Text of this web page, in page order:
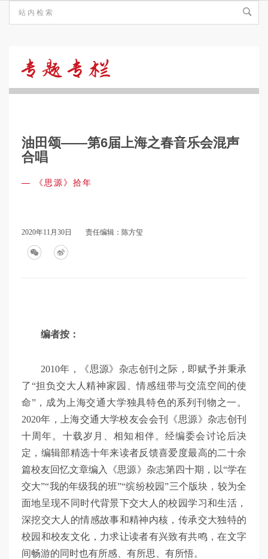
拾
油田颂——第6届上海之春音乐会混声
合唱
— 《思源》拾年
2020年11月30日 责任编辑：陈方玺
编者按：
2010年，《思源》杂志创刊之际，即赋予并秉承
了“担负交大人精神家园、情感纽带与交流空间的使
命”，成为上海交通大学独具特色的系列刊物之一。
2020年，上海交通大学校友会会刊《思源》杂志创刊
十周年。十载岁月、相知相伴。经编委会讨论后决
定，编辑部精选十年来读者反馈喜爱度最高的二十余
篇校友回忆文章编入《思源》杂志第四十期，以“学在
交大”“我的年级我的班”“缤纷校园”三个版块，较为全
面地呈现不同时代背景下交大人的校园学习和生活，
深挖交大人的情感故事和精神内核，传承交大独特的
校园和校友文化，力求让读者有兴致有共鸣，在文字
间畅游的同时也有所感、有所思、有所悟。